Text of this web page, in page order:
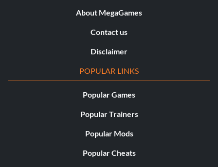
About MegaGames
Contact us
Disclaimer
POPULAR LINKS
Popular Games
Popular Trainers
Popular Mods
Popular Cheats